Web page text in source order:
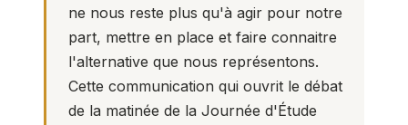
ne nous reste plus qu'à agir pour notre
part, mettre en place et faire connaitre
l'alternative que nous représentons.
Cette communication qui ouvrit le débat
de la matinée de la Journée d'Étude